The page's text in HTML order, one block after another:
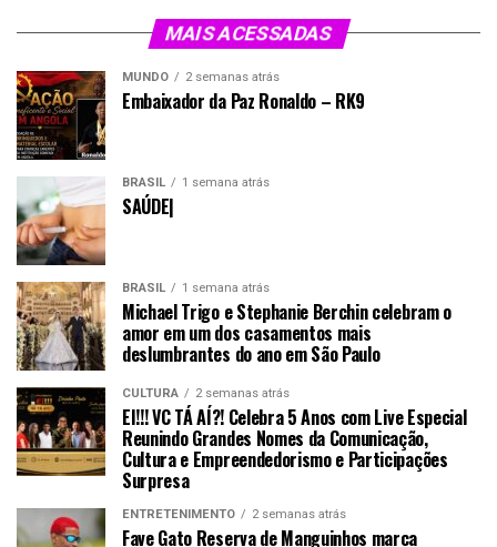
MAIS ACESSADAS
MUNDO 2 semanas atrás
Embaixador da Paz Ronaldo – RK9
BRASIL 1 semana atrás
SAÚDE|
BRASIL 1 semana atrás
Michael Trigo e Stephanie Berchin celebram o
amor em um dos casamentos mais
deslumbrantes do ano em São Paulo
CULTURA 2 semanas atrás
EI!!! VC TÁ AÍ?! Celebra 5 Anos com Live Especial
Reunindo Grandes Nomes da Comunicação,
Cultura e Empreendedorismo e Participações
Surpresa
ENTRETENIMENTO 2 semanas atrás
Fave Gato Reserva de Manguinhos marca